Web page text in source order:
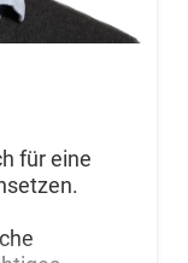
für eine